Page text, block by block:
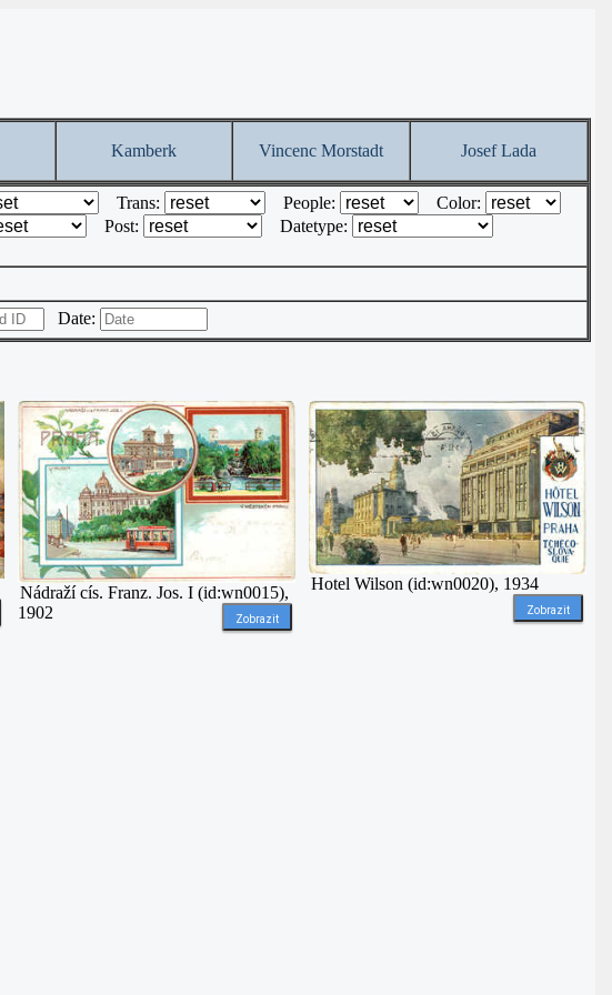
Kamberk Vincenc Morstadt Josef Lada
Trans: People:
Color:
Post:
Datetype:
Date:
Nádraží cís. Franz. Jos. I (id:wn0015),
1902
Zobrazit
Hotel Wilson (id:wn0020), 1934
Zobrazit